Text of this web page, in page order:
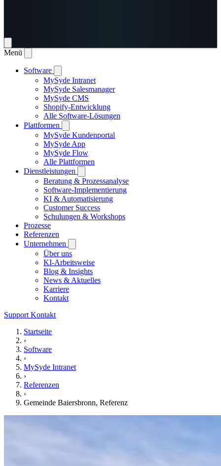
Menü
Software
MySyde Intranet
MySyde Salesmanager
MySyde CMS
Shopify-Entwicklung
Alle Software-Lösungen
Plattformen
MySyde Kundenportal
MySyde App
MySyde Flow
Alle Plattformen
Dienstleistungen
Beratung & Prozessanalyse
Software-Implementierung
KI & Automatisierung
Customer Success
Schulungen & Workshops
Prozesse
Referenzen
Unternehmen
Über uns
KI-Arbeitsweise
Blog & Insights
News & Aktuelles
Karriere
Kontakt
Support Kontakt
Startseite
›
Software
›
MySyde Intranet
›
Referenzen
›
Gemeinde Baiersbronn, Referenz